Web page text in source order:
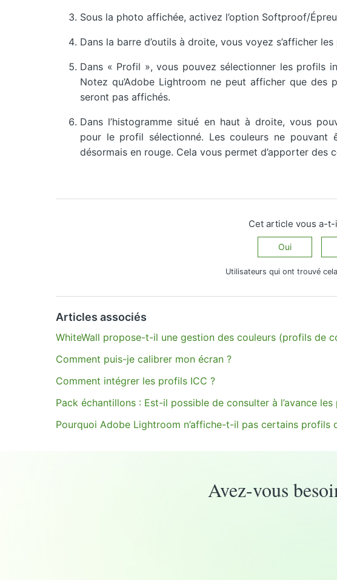
Sous la photo affichée, activez l’option Softproof/
Dans la barre d’outils à droite, vous voyez s’afficher les
Dans « Profil », vous pouvez sélectionner les profils
Notez qu’Adobe Lightroom ne peut afficher que
seront pas affichés.
Dans l’histogramme situé en haut à droite, vous
pour le profil sélectionné. Les couleurs ne pouvant
désormais en rouge. Cela vous permet d’apporter des
Cet article vous a-
Oui
Utilisateurs qui ont trouvé
Articles associés
WhiteWall propose-t-il une gestion des couleurs (profils de
Comment puis-je calibrer mon écran ?
Comment intégrer les profils ICC ?
Pack échantillons : Est-il possible de consulter à l’avance
Pourquoi Adobe Lightroom n’affiche-t-il pas certains profils
Avez-vous